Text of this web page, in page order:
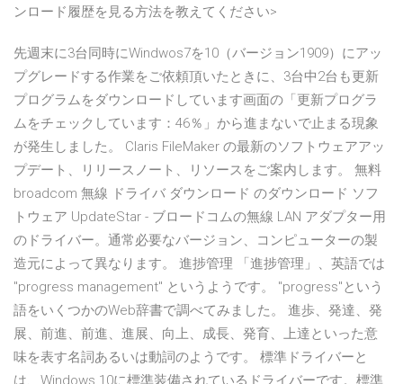
ンロード履歴を見る方法を教えてください>
先週末に3台同時にWindwos7を10（バージョン1909）にアッ
プグレードする作業をご依頼頂いたときに、3台中2台も更新
プログラムをダウンロードしています画面の「更新プログラ
ムをチェックしています：46％」から進まないで止まる現象
が発生しました。 Claris FileMaker の最新のソフトウェアアッ
プデート、リリースノート、リソースをご案内します。 無料
broadcom 無線 ドライバ ダウンロード のダウンロード ソフ
トウェア UpdateStar - ブロードコムの無線 LAN アダプター用
のドライバー。通常必要なバージョン、コンピューターの製
造元によって異なります。 進捗管理 「進捗管理」、英語では
"progress management" というようです。 "progress"という
語をいくつかのWeb辞書で調べてみました。 進歩、発達、発
展、前進、前進、進展、向上、成長、発育、上達といった意
味を表す名詞あるいは動詞のようです。 標準ドライバーと